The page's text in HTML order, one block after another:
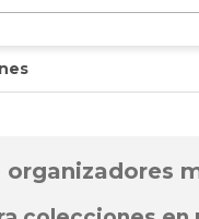
organizadores